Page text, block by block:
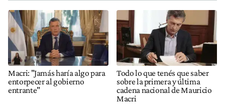
Macri: "Jamás haría algo para
entorpecer al gobierno
entrante"
Todo lo que tenés que saber
sobre la primera y última
cadena nacional de Mauricio
Macri